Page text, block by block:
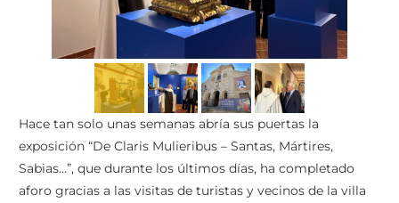
Hace tan solo unas semanas abría sus puertas la
exposición “De Claris Mulieribus – Santas, Mártires,
Sabias…”, que durante los últimos días, ha completado
aforo gracias a las visitas de turistas y vecinos de la villa